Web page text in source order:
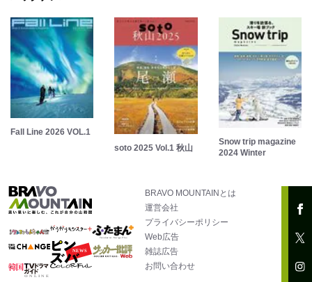
Fall Line 2026 VOL.1
soto 2025 Vol.1 秋山
Snow trip magazine
2024 Winter
BRAVO MOUNTAINとは
運営会社
プライバシーポリシー
Web広告
雑誌広告
お問い合わせ